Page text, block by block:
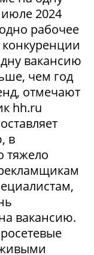
2024
рабочее
вакансию
чем год
отмечают
hh.ru
в
тяжело
вакансию.